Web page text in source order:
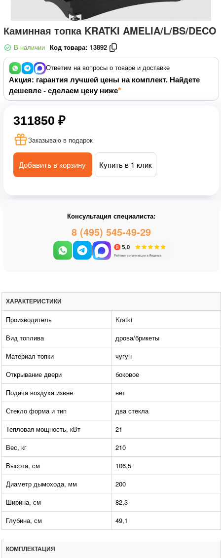
Каминная топка KRATKI AMELIA/L/BS/DECO
В наличии Код товара: 13892
Ответим на вопросы о товаре и доставке
Акция: гарантия лучшей цены на комплект. Найдете
дешевле - сделаем цену ниже
311850 ₽
Заказываю в подарок
Добавить в корзину Купить в 1 клик
Консультация специалиста:
8 (495) 545-49-29
ХАРАКТЕРИСТИКИ
Производитель
Kratki
Вид топлива
дрова/брикеты
Материал топки
чугун
Открывание двери
боковое
Подача воздуха извне
нет
Стекло форма и тип
два стекла
Тепловая мощность, кВт
21
Вес, кг
210
Высота, см
106,5
Диаметр дымохода, мм
200
Ширина, см
82,3
Глубина, см
49,1
КОМПЛЕКТАЦИЯ